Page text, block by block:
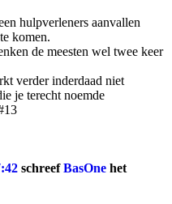
hulpverleners aanvallen
komen.
de meesten wel twee keer
verder inderdaad niet
je terecht noemde
schreefBasOne het